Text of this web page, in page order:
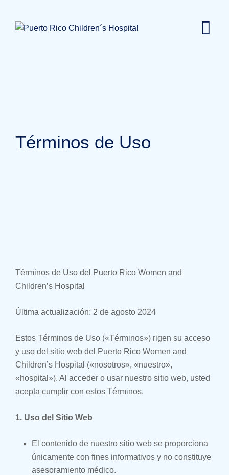
content
Términos de Uso
Términos de Uso del Puerto Rico Women and
Children’s Hospital
Última actualización: 2 de agosto 2024
Estos Términos de Uso («Términos») rigen su acceso
y uso del sitio web del Puerto Rico Women and
Children’s Hospital («nosotros», «nuestro»,
«hospital»). Al acceder o usar nuestro sitio web, usted
acepta cumplir con estos Términos.
1. Uso del Sitio Web
El contenido de nuestro sitio web se proporciona
únicamente con fines informativos y no constituye
asesoramiento médico.